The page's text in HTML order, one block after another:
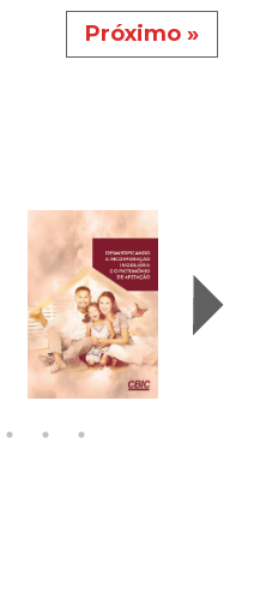
Próximo »